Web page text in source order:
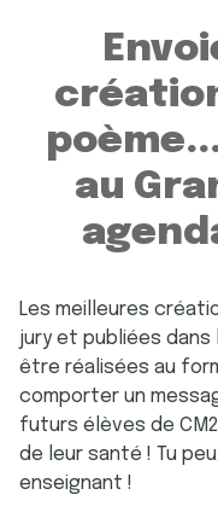
au
Les meilleures
jury et publiées dans
être réalisées au
comporter un
futurs élèves de
de leur santé ! Tu
enseignant !